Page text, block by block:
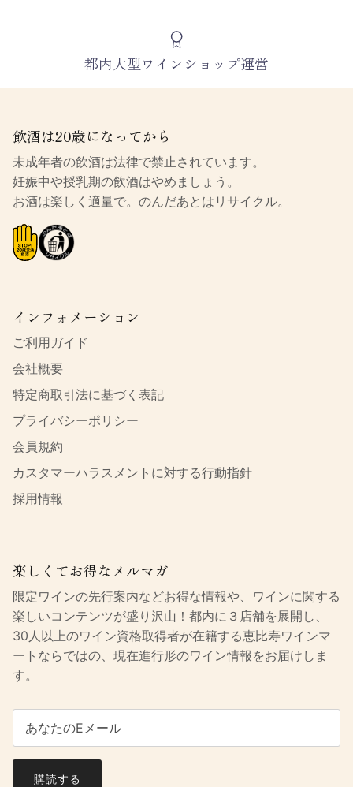
都内大型ワインショップ運営
飲酒は20歳になってから
未成年者の飲酒は法律で禁止されています。
妊娠中や授乳期の飲酒はやめましょう。
お酒は楽しく適量で。のんだあとはリサイクル。
インフォメーション
ご利用ガイド
会社概要
特定商取引法に基づく表記
プライバシーポリシー
会員規約
カスタマーハラスメントに対する行動指針
採用情報
楽しくてお得なメルマガ
限定ワインの先行案内などお得な情報や、ワインに関する
楽しいコンテンツが盛り沢山！都内に３店舗を展開し、
30人以上のワイン資格取得者が在籍する恵比寿ワインマ
ートならではの、現在進行形のワイン情報をお届けしま
す。
購読する